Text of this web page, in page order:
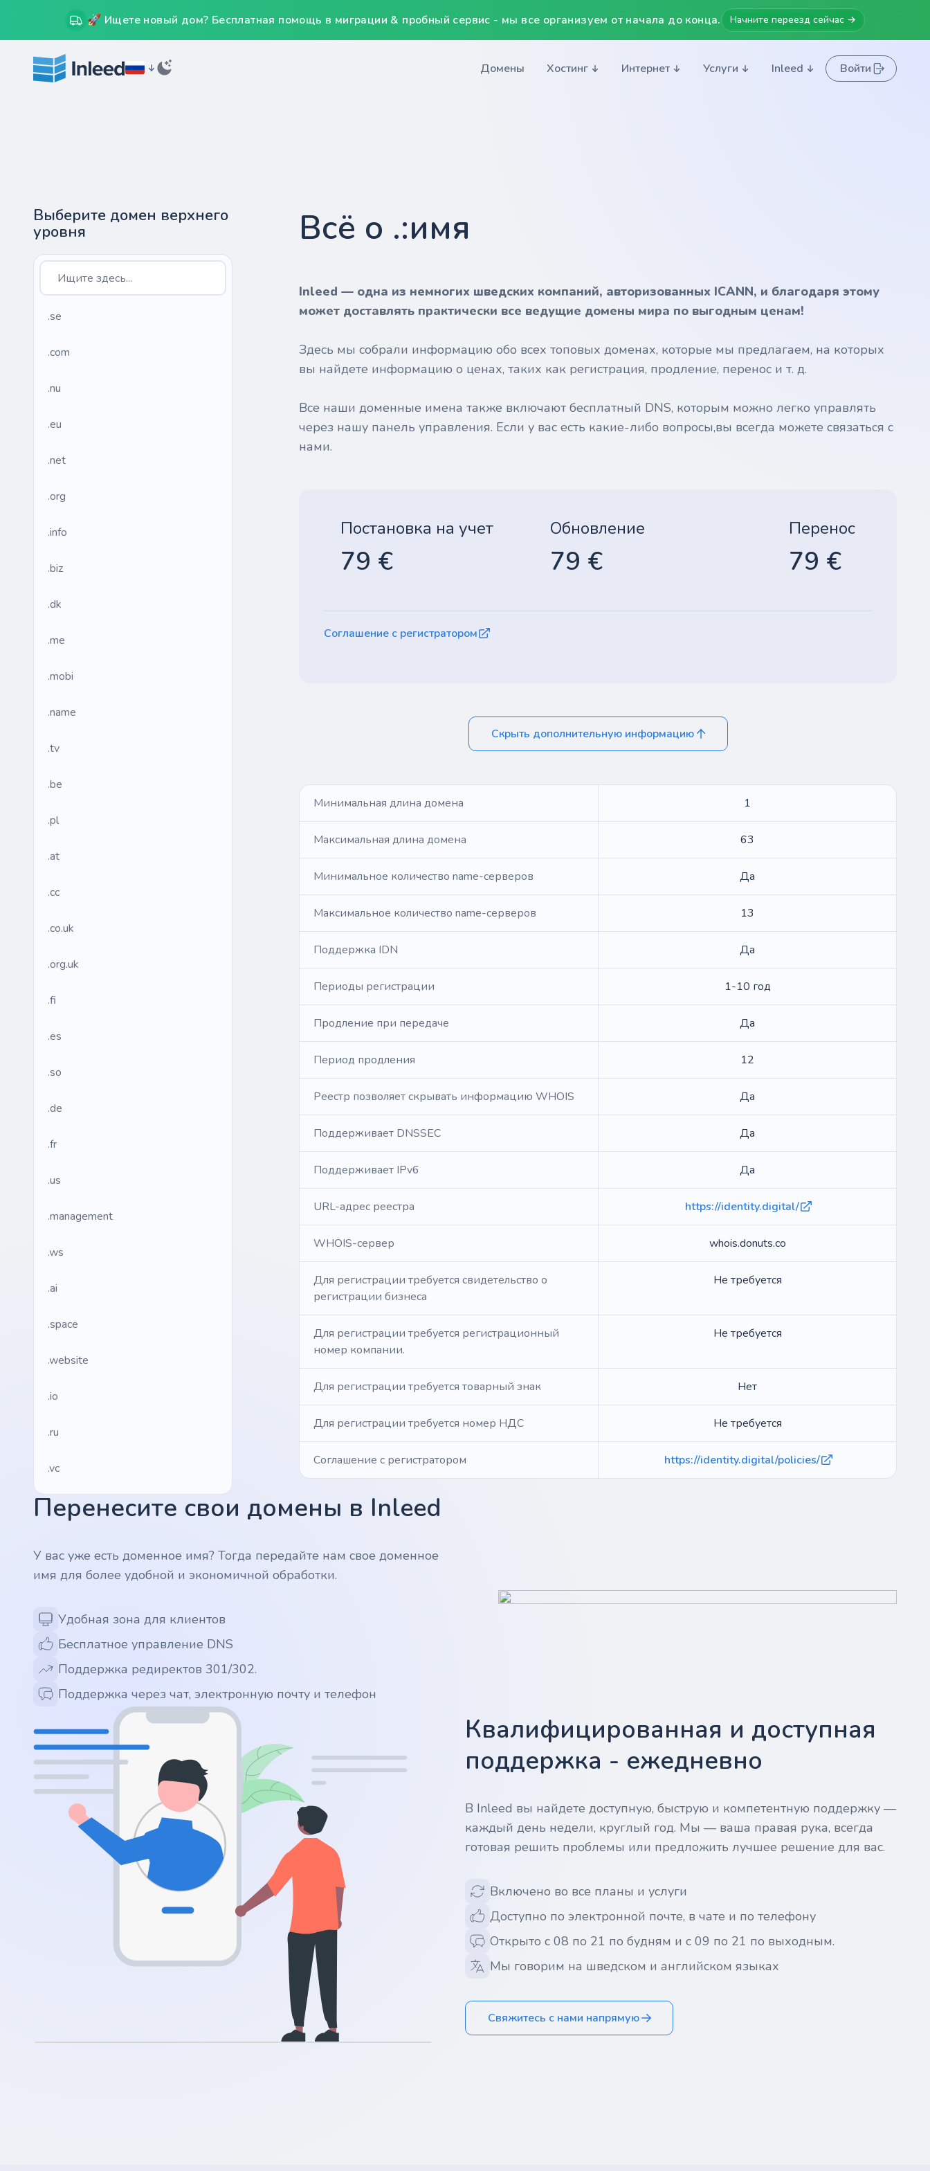
🚀 Ищете новый дом? Бесплатная помощь в миграции & пробный сервис - мы все организуем от начала до конца. Начните переезд сейчас →
Домены Хостинг Интернет Услуги Inleed Войти
Выберите домен верхнего
уровня
.se
.com
.nu
.eu
.net
.org
.info
.biz
.dk
.me
.mobi
.name
.tv
.be
.pl
.at
.cc
.co.uk
.org.uk
.fi
.es
.so
.de
.fr
.us
.management
.ws
.ai
.space
.website
.io
.ru
.vc
.gr
.app
.zone
.co
.no
.art
.online
.email
Всё о .:имя
Inleed — одна из немногих шведских компаний, авторизованных ICANN, и благодаря этому
может доставлять практически все ведущие домены мира по выгодным ценам!
Здесь мы собрали информацию обо всех топовых доменах, которые мы предлагаем, на которых
вы найдете информацию о ценах, таких как регистрация, продление, перенос и т. д.
Все наши доменные имена также включают бесплатный DNS, которым можно легко управлять
через нашу панель управления. Если у вас есть какие-либо вопросы,вы всегда можете связаться с
нами.
Постановка на учет
79 €
Обновление
79 €
Перенос
79 €
Соглашение с регистратором
Скрыть дополнительную информацию
Минимальная длина домена 1
Максимальная длина домена 63
Минимальное количество name-серверов Да
Максимальное количество name-серверов 13
Поддержка IDN Да
Периоды регистрации 1-10 год
Продление при передаче Да
Период продления 12
Реестр позволяет скрывать информацию WHOIS Да
Поддерживает DNSSEC Да
Поддерживает IPv6 Да
URL-адрес реестра https://identity.digital/
WHOIS-сервер whois.donuts.co
Для регистрации требуется свидетельство о
регистрации бизнеса
Не требуется
Для регистрации требуется регистрационный
номер компании.
Не требуется
Для регистрации требуется товарный знак Нет
Для регистрации требуется номер НДС Не требуется
Соглашение с регистратором https://identity.digital/policies/
Перенесите свои домены в Inleed
У вас уже есть доменное имя? Тогда передайте нам свое доменное
имя для более удобной и экономичной обработки.
Удобная зона для клиентов
Бесплатное управление DNS
Поддержка редиректов 301/302.
Поддержка через чат, электронную почту и телефон
Квалифицированная и доступная
поддержка - ежедневно
В Inleed вы найдете доступную, быструю и компетентную поддержку —
каждый день недели, круглый год. Мы — ваша правая рука, всегда
готовая решить проблемы или предложить лучшее решение для вас.
Включено во все планы и услуги
Доступно по электронной почте, в чате и по телефону
Открыто с 08 по 21 по будням и с 09 по 21 по выходным.
Мы говорим на шведском и английском языках
Свяжитесь с нами напрямую